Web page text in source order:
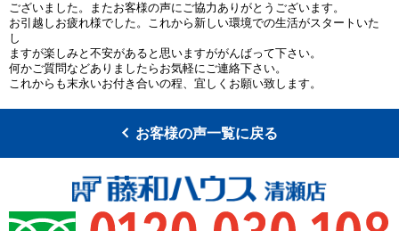
ございました。またお客様の声にご協力ありがとうございます。
お引越しお疲れ様でした。これから新しい環境での生活がスタートいた
し
ますが楽しみと不安があると思いますががんばって下さい。
何かご質問などありましたらお気軽にご連絡下さい。
これからも末永いお付き合いの程、宜しくお願い致します。
お客様の声一覧に戻る